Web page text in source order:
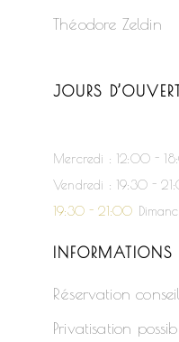
Théodore Zeldin
JOURS
Mercredi : 12:00 -
Vendredi : 19:30 -
19:30 - 21:00
INFORMATIONS
Réservation
Privatisation